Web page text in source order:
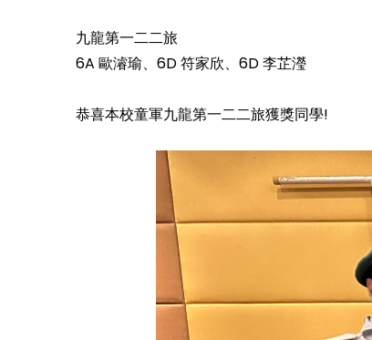
九龍第一二二旅
6A 歐濬瑜、6D 符家欣、6D 李芷瀅
恭喜本校童軍九龍第一二二旅獲獎同學!